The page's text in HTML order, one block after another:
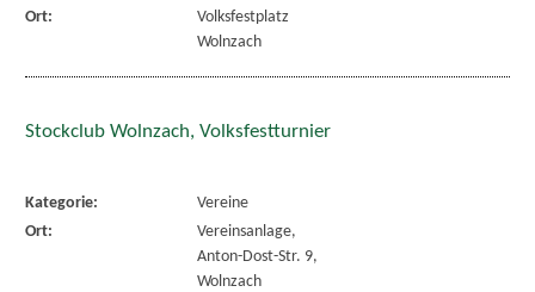
Ort:
Volksfestplatz
Wolnzach
Stockclub Wolnzach, Volksfestturnier
Kategorie:
Vereine
Ort:
Vereinsanlage,
Anton-Dost-Str. 9,
Wolnzach